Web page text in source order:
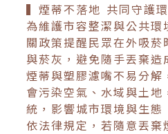
▍煙蒂不落地 共同守護
為維護市容整潔與公共環
關政策提醒民眾在外吸菸
與菸灰，避免隨手丟棄造
煙蒂與塑膠濾嘴不易分解
會污染空氣、水域與土地
統，影響城市環境與生態
依法律規定，若隨意丟棄